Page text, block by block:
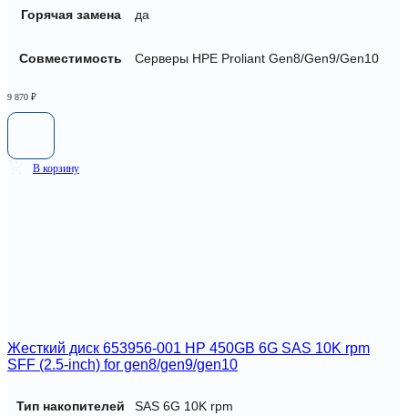
Горячая замена да
Совместимость Серверы HPE Proliant Gen8/Gen9/Gen10
9 870 ₽
В корзину
Жесткий диск 653956-001 HP 450GB 6G SAS 10K rpm
SFF (2.5-inch) for gen8/gen9/gen10
Тип накопителей SAS 6G 10K rpm